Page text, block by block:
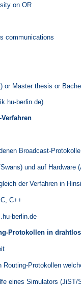
on OR
communications
or Master thesis or
berlin.de)
Broadcast-
und auf Hardware
der Verfahren in
C++
berlin.de
Protokollen in
Routing-Protokollen
eines Simulators (JiST/